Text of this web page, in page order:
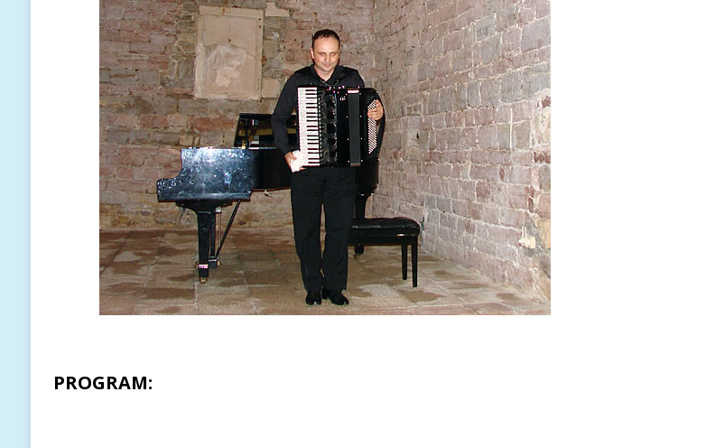
PROGRAM: